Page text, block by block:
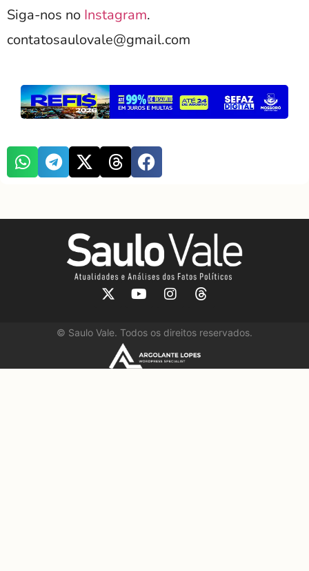
Siga-nos no Instagram.
contatosaulovale@gmail.com
© Saulo Vale. Todos os direitos reservados.